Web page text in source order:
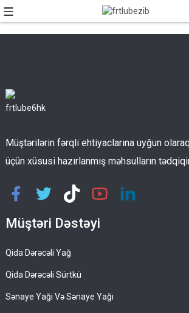
Müştərilərin fərqli ehtiyaclarına uyğun
üçün xüsusi hazırlanmış məhsulların
Müştəri Dəstəyi
Qida Dərəcəli Yağ
Qida Dərəcəli Sürtkü
Sənaye Yağı Və Sənaye Yağı